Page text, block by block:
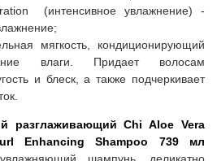
(интенсивное увлажнение) -
мягкость, кондиционирующий
влаги. Придает волосам
и блеск, а также подчеркивает
разглаживающий Chi Aloe Vera
Enhancing Shampoo 739 мл
шампунь, деликатно